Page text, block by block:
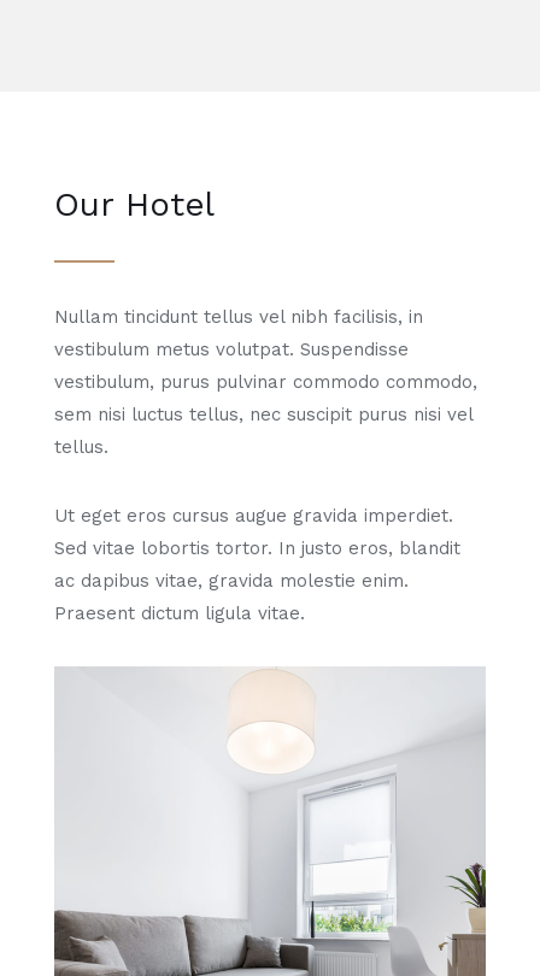
Our Hotel
Nullam tincidunt tellus vel nibh facilisis, in
vestibulum metus volutpat. Suspendisse
vestibulum, purus pulvinar commodo commodo,
sem nisi luctus tellus, nec suscipit purus nisi vel
tellus.
Ut eget eros cursus augue gravida imperdiet.
Sed vitae lobortis tortor. In justo eros, blandit
ac dapibus vitae, gravida molestie enim.
Praesent dictum ligula vitae.